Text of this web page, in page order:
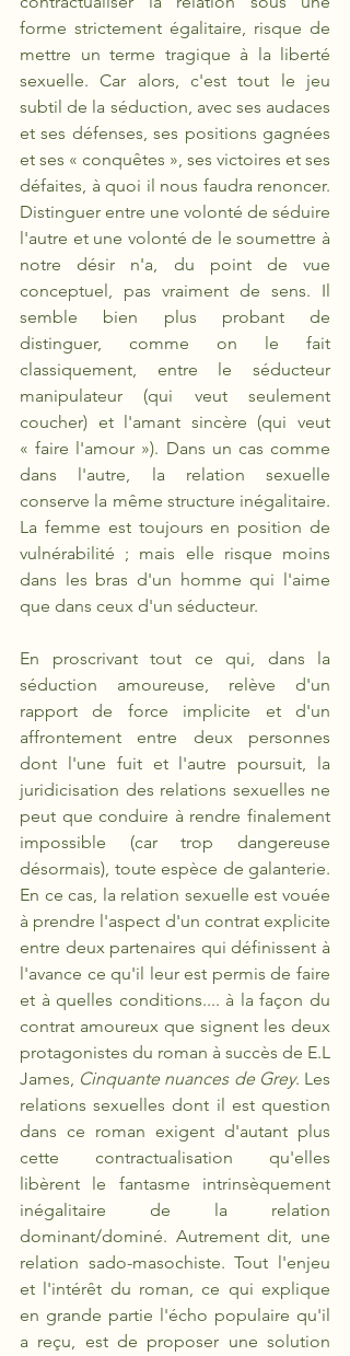
forme strictement égalitaire, risque de
mettre un terme tragique à la liberté
sexuelle. Car alors, c'est tout le jeu
subtil de la séduction, avec ses audaces
et ses défenses, ses positions gagnées
et ses « conquêtes », ses victoires et ses
défaites, à quoi il nous faudra renoncer.
Distinguer entre une volonté de séduire
l'autre et une volonté de le soumettre à
notre désir n'a, du point de vue
conceptuel, pas vraiment de sens. Il
semble bien plus probant de
distinguer, comme on le fait
classiquement, entre le séducteur
manipulateur (qui veut seulement
coucher) et l'amant sincère (qui veut
« faire l'amour »). Dans un cas comme
dans l'autre, la relation sexuelle
conserve la même structure inégalitaire.
La femme est toujours en position de
vulnérabilité ; mais elle risque moins
dans les bras d'un homme qui l'aime
que dans ceux d'un séducteur.
En proscrivant tout ce qui, dans la
séduction amoureuse, relève d'un
rapport de force implicite et d'un
affrontement entre deux personnes
dont l'une fuit et l'autre poursuit, la
juridicisation des relations sexuelles ne
peut que conduire à rendre finalement
impossible (car trop dangereuse
désormais), toute espèce de galanterie.
En ce cas, la relation sexuelle est vouée
à prendre l'aspect d'un contrat explicite
entre deux partenaires qui définissent à
l'avance ce qu'il leur est permis de faire
et à quelles conditions.... à la façon du
contrat amoureux que signent les deux
protagonistes du roman à succès de E.L
James, Cinquante nuances de Grey. Les
relations sexuelles dont il est question
dans ce roman exigent d'autant plus
cette contractualisation qu'elles
libèrent le fantasme intrinsèquement
inégalitaire de la relation
dominant/dominé. Autrement dit, une
relation sado-masochiste. Tout l'enjeu
et l'intérêt du roman, ce qui explique
en grande partie l'écho populaire qu'il
a reçu, est de proposer une solution